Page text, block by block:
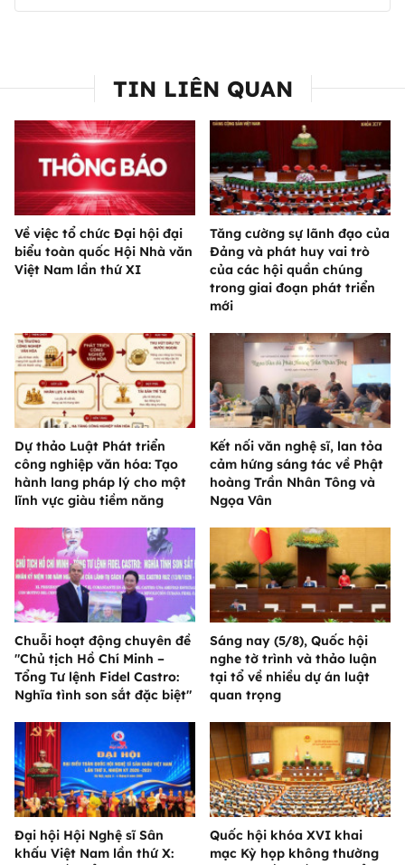
TIN LIÊN QUAN
Về việc tổ chức Đại hội đại
biểu toàn quốc Hội Nhà văn
Việt Nam lần thứ XI
Tăng cường sự lãnh đạo của
Đảng và phát huy vai trò
của các hội quần chúng
trong giai đoạn phát triển
mới
Dự thảo Luật Phát triển
công nghiệp văn hóa: Tạo
hành lang pháp lý cho một
lĩnh vực giàu tiềm năng
Kết nối văn nghệ sĩ, lan tỏa
cảm hứng sáng tác về Phật
hoàng Trần Nhân Tông và
Ngọa Vân
Chuỗi hoạt động chuyên đề
"Chủ tịch Hồ Chí Minh –
Tổng Tư lệnh Fidel Castro:
Nghĩa tình son sắt đặc biệt"
Sáng nay (5/8), Quốc hội
nghe tờ trình và thảo luận
tại tổ về nhiều dự án luật
quan trọng
Đại hội Hội Nghệ sĩ Sân
khấu Việt Nam lần thứ X:
Quốc hội khóa XVI khai
mạc Kỳ họp không thường